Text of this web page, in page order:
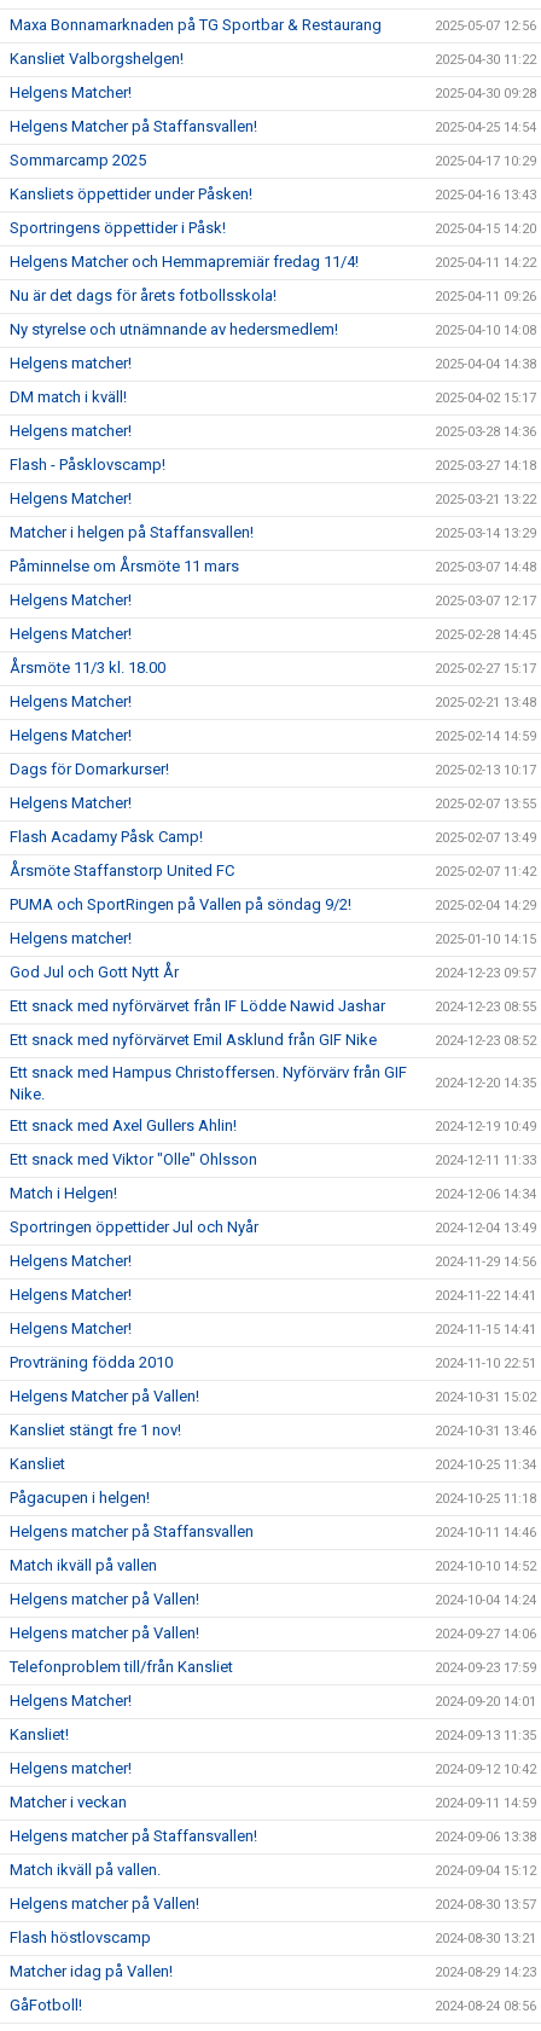
Maxa Bonnamarknaden på TG Sportbar & Restaurang 2025-05-07 12:56
Kansliet Valborgshelgen! 2025-04-30 11:22
Helgens Matcher! 2025-04-30 09:28
Helgens Matcher på Staffansvallen! 2025-04-25 14:54
Sommarcamp 2025 2025-04-17 10:29
Kansliets öppettider under Påsken! 2025-04-16 13:43
Sportringens öppettider i Påsk! 2025-04-15 14:20
Helgens Matcher och Hemmapremiär fredag 11/4! 2025-04-11 14:22
Nu är det dags för årets fotbollsskola! 2025-04-11 09:26
Ny styrelse och utnämnande av hedersmedlem! 2025-04-10 14:08
Helgens matcher! 2025-04-04 14:38
DM match i kväll! 2025-04-02 15:17
Helgens matcher! 2025-03-28 14:36
Flash - Påsklovscamp! 2025-03-27 14:18
Helgens Matcher! 2025-03-21 13:22
Matcher i helgen på Staffansvallen! 2025-03-14 13:29
Påminnelse om Årsmöte 11 mars 2025-03-07 14:48
Helgens Matcher! 2025-03-07 12:17
Helgens Matcher! 2025-02-28 14:45
Årsmöte 11/3 kl. 18.00 2025-02-27 15:17
Helgens Matcher! 2025-02-21 13:48
Helgens Matcher! 2025-02-14 14:59
Dags för Domarkurser! 2025-02-13 10:17
Helgens Matcher! 2025-02-07 13:55
Flash Acadamy Påsk Camp! 2025-02-07 13:49
Årsmöte Staffanstorp United FC 2025-02-07 11:42
PUMA och SportRingen på Vallen på söndag 9/2! 2025-02-04 14:29
Helgens matcher! 2025-01-10 14:15
God Jul och Gott Nytt År 2024-12-23 09:57
Ett snack med nyförvärvet från IF Lödde Nawid Jashar 2024-12-23 08:55
Ett snack med nyförvärvet Emil Asklund från GIF Nike 2024-12-23 08:52
Ett snack med Hampus Christoffersen. Nyförvärv från GIF
Nike.
2024-12-20 14:35
Ett snack med Axel Gullers Ahlin! 2024-12-19 10:49
Ett snack med Viktor "Olle" Ohlsson 2024-12-11 11:33
Match i Helgen! 2024-12-06 14:34
Sportringen öppettider Jul och Nyår 2024-12-04 13:49
Helgens Matcher! 2024-11-29 14:56
Helgens Matcher! 2024-11-22 14:41
Helgens Matcher! 2024-11-15 14:41
Provträning födda 2010 2024-11-10 22:51
Helgens Matcher på Vallen! 2024-10-31 15:02
Kansliet stängt fre 1 nov! 2024-10-31 13:46
Kansliet 2024-10-25 11:34
Pågacupen i helgen! 2024-10-25 11:18
Helgens matcher på Staffansvallen 2024-10-11 14:46
Match ikväll på vallen 2024-10-10 14:52
Helgens matcher på Vallen! 2024-10-04 14:24
Helgens matcher på Vallen! 2024-09-27 14:06
Telefonproblem till/från Kansliet 2024-09-23 17:59
Helgens Matcher! 2024-09-20 14:01
Kansliet! 2024-09-13 11:35
Helgens matcher! 2024-09-12 10:42
Matcher i veckan 2024-09-11 14:59
Helgens matcher på Staffansvallen! 2024-09-06 13:38
Match ikväll på vallen. 2024-09-04 15:12
Helgens matcher på Vallen! 2024-08-30 13:57
Flash höstlovscamp 2024-08-30 13:21
Matcher idag på Vallen! 2024-08-29 14:23
GåFotboll! 2024-08-24 08:56